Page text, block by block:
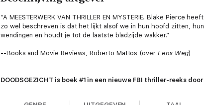
“A MEESTERWERK VAN THRILLER EN MYSTERIE. Blake
zo wel beschreven is dat het lijkt alsof we in hun hoofd zitten,
wendingen en houdt je tot de laatste bladzijde wakker.”
--Books and Movie Reviews, Roberto Mattos (over Eens Weg)
DOODSGEZICHT is boek #1 in een nieuwe FBI thriller-reeks